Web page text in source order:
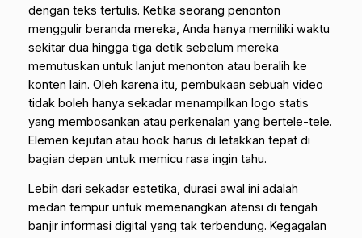
dengan teks tertulis. Ketika seorang penonton
menggulir beranda mereka, Anda hanya memiliki waktu
sekitar dua hingga tiga detik sebelum mereka
memutuskan untuk lanjut menonton atau beralih ke
konten lain. Oleh karena itu, pembukaan sebuah video
tidak boleh hanya sekadar menampilkan logo statis
yang membosankan atau perkenalan yang bertele-tele.
Elemen kejutan atau hookharus di letakkan tepat di
bagian depan untuk memicu rasa ingin tahu.
Lebih dari sekadar estetika, durasi awal ini adalah
medan tempur untuk memenangkan atensi di tengah
banjir informasi digital yang tak terbendung. Kegagalan